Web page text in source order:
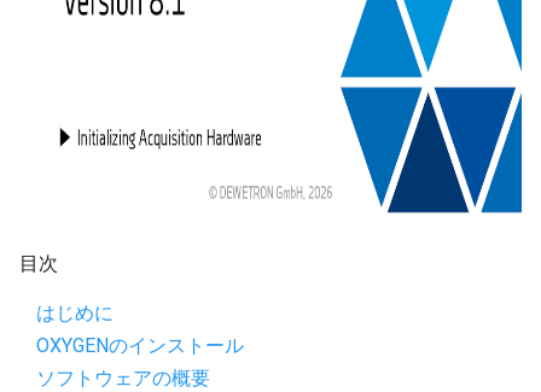
目次
はじめに
OXYGENのインストール
ソフトウェアの概要